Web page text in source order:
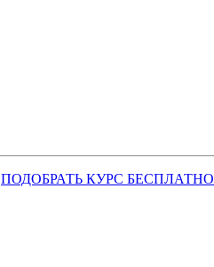
ПОДОБРАТЬ КУРС БЕСПЛАТНО